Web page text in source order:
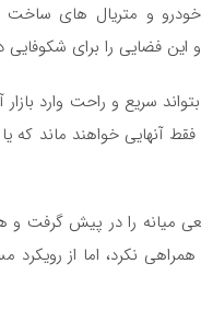
و متریال های
فضایی را برای شکوفایی
سریع و راحت وارد
آنهایی خواهند ماند که
میانه را در پیش
نکرد، اما از